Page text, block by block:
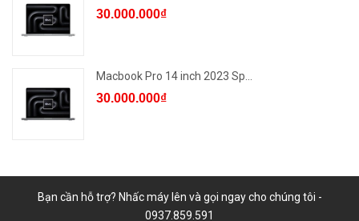
30.000.000₫
Macbook Pro 14 inch 2023 Sp...
30.000.000₫
Bạn cần hỗ trợ? Nhấc máy lên và gọi ngay cho chúng tôi -
0937.859.591